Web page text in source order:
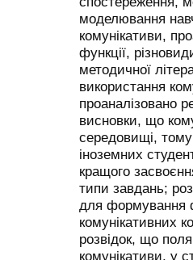
моделювання
комунікативи,
функції,
методичної
використання
проаналізовано
висновки, що
середовищі,
іноземних
кращого
типи завдань;
для формування
комунікативних
розвідок, що
комунікативи, у